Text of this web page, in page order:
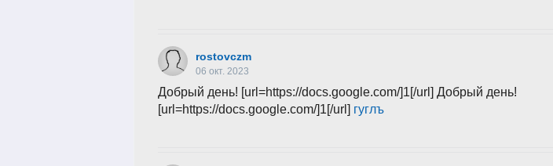
rostovczm
06 окт. 2023
Добрый день! [url=https://docs.google.com/]1[/url] Добрый день!
[url=https://docs.google.com/]1[/url] гуглъ